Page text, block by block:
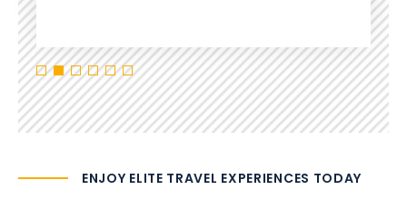
ENJOY ELITE TRAVEL EXPERIENCES TODAY